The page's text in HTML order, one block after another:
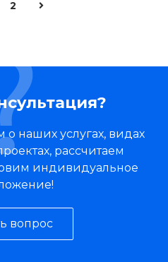
2
наших услугах, видах
рассчитаем
индивидуальное
вопрос